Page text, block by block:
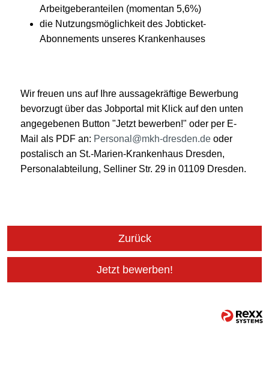
Arbeitgeberanteilen (momentan 5,6%)
die Nutzungsmöglichkeit des Jobticket-
Abonnements unseres Krankenhauses
Wir freuen uns auf Ihre aussagekräftige Bewerbung
bevorzugt über das Jobportal mit Klick auf den unten
angegebenen Button "Jetzt bewerben!" oder per E-
Mail als PDF an: Personal@mkh-dresden.de oder
postalisch an St.-Marien-Krankenhaus Dresden,
Personalabteilung, Selliner Str. 29 in 01109 Dresden.
Zurück
Jetzt bewerben!